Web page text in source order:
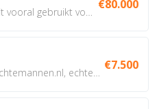
€80.000
€7.500